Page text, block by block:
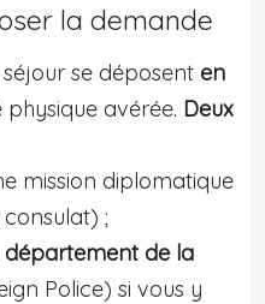
la demande
se déposent en
avérée. Deux
mission diplomatique
;
département de la
Police) si vous y